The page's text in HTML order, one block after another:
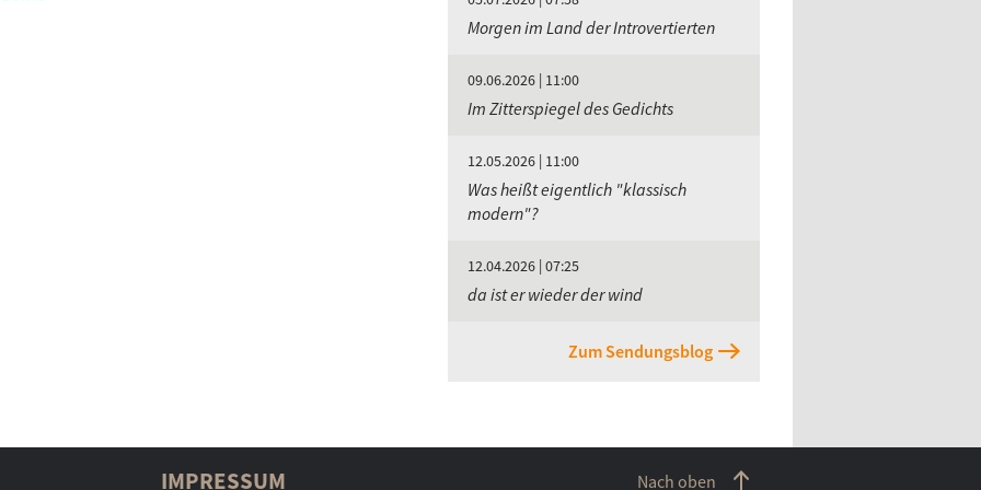
Morgen im Land der Introvertierten
09.06.2026 | 11:00
Im Zitterspiegel des Gedichts
12.05.2026 | 11:00
Was heißt eigentlich "klassisch
modern"?
12.04.2026 | 07:25
da ist er wieder der wind
Zum Sendungsblog
IMPRESSUM Nach oben